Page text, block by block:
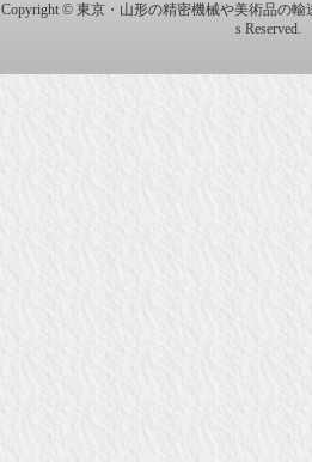
Copyright © 東京・山形の精密機械や美術品の
s Reserved.